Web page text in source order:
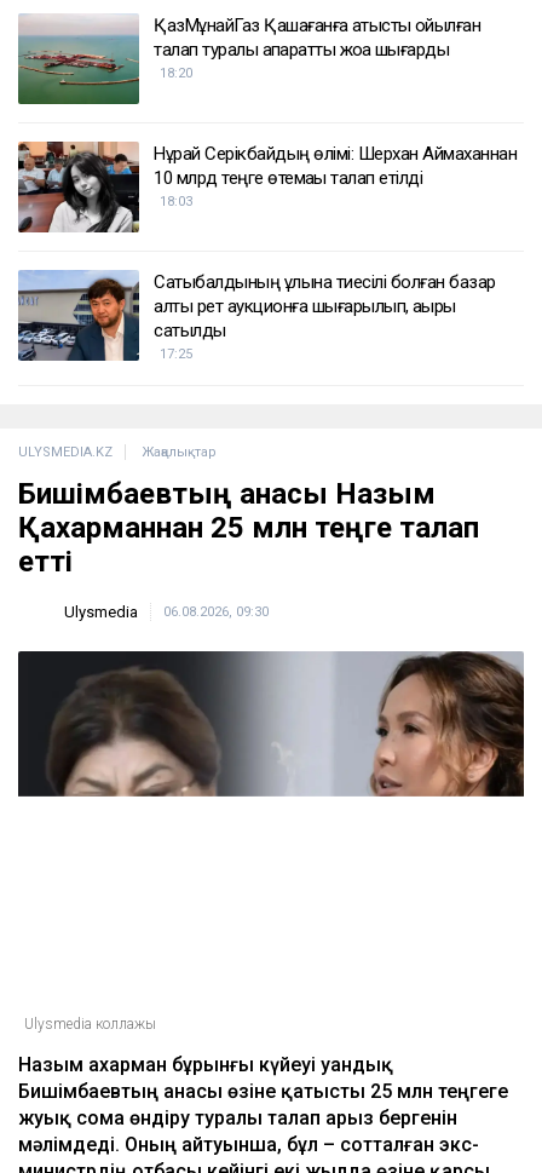
ҚазМұнайГаз Қашағанға қатысты қойылған
талап туралы ақпаратты жоққа шығарды
18:20
Нұрай Серікбайдың өлімі: Шерхан Аймаханнан
10 млрд теңге өтемақы талап етілді
18:03
Сатыбалдының ұлына тиесілі болған базар
алты рет аукционға шығарылып, ақыры
сатылды
17:25
ULYSMEDIA.KZ Жаңалықтар
Бишімбаевтың анасы Назым
Қахарманнан 25 млн теңге талап
етті
Ulysmedia 06.08.2026, 09:30
Ulysmedia коллажы
Назым Қахарман бұрынғы күйеуі Қуандық
Бишімбаевтың анасы өзіне қатысты 25 млн теңгеге
жуық сома өндіру туралы талап арыз бергенін
мәлімдеді. Оның айтуынша, бұл – сотталған экс-